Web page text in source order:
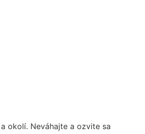
a okolí. Neváhajte a ozvite sa